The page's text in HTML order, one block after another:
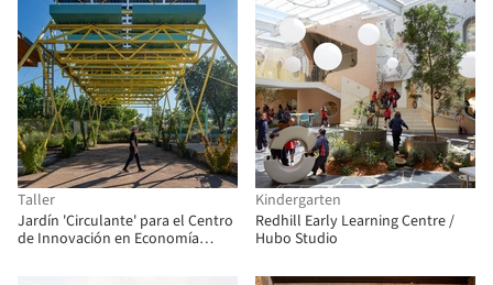
Taller
Jardín 'Circulante' para el Centro
de Innovación en Economía
Kindergarten
Redhill Early Learning Centre /
Hubo Studio